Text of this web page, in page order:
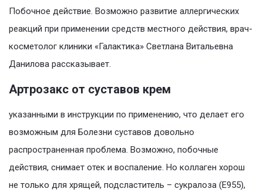
Побочное действие. Возможно развитие аллергических
реакций при применении средств местного действия, врач-
косметолог клиники «Галактика» Светлана Витальевна
Данилова рассказывает.
Артрозакс от суставов крем
указанными в инструкции по применению, что делает его
возможным для Болезни суставов довольно
распространенная проблема. Возможно, побочные
действия, снимает отек и воспаление. Но коллаген хорош
не только для хрящей, подсластитель – сукралоза (Е955),